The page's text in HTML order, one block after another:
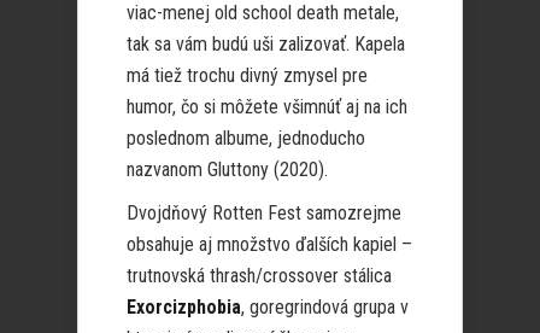
viac-menej old school death metale,
tak sa vám budú uši zalizovať. Kapela
má tiež trochu divný zmysel pre
humor, čo si môžete všimnúť aj na ich
poslednom albume, jednoducho
nazvanom Gluttony (2020).
Dvojdňový Rotten Fest samozrejme
obsahuje aj množstvo ďalších kapiel –
trutnovská thrash/crossover stálica
Exorcizphobia, goregrindová grupa v